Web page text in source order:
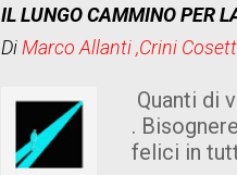
cittadini .
debbano
difficile
magistrati
che...
IL LUNGO CAMMINO PER
Di Marco Allanti ,Crini
Quanti di
.
felici in